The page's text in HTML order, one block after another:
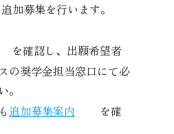
加募集を行います。
を確認し、出願希望者
の奨学金担当窓口にて必
追加募集案内
を確